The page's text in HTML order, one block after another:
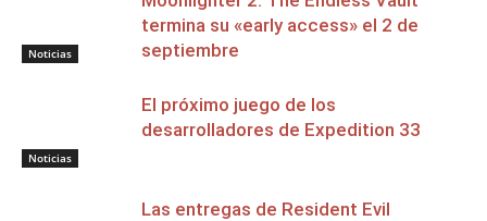
Noticias
termina su «early access» el 2 de
septiembre
Noticias
El próximo juego de los
desarrolladores de Expedition 33
Las entregas de Resident Evil